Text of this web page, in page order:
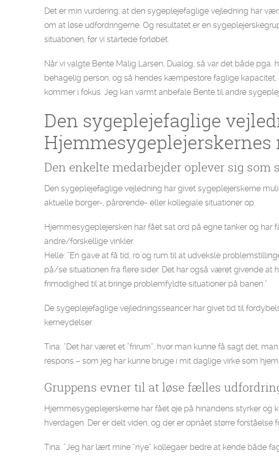
Det er min vurdering, at den sygeplejefaglige vejledning har
om at løse udfordringerne. Og resultatet er en
situationen, før vi startede forløbet.
Når vi valgte Bente Malig Larsen, Dualog, så var det både
behagelig person, og så hendes kæmpestore faglige
kommer i fokus. Jeg kan varmt anbefale Bente til andre
Den sygeplejefaglige
Hjemmesygeplejerskernes
Den enkelte medarbejder oplever sig som
Den sygeplejefaglige vejledning har givet sygeplejerskerne
aktuelle borger-, pårørende- eller kollegiale situationer op.
Hjemmesygeplejersken har fået sat ord på egne tanker og har
andre/forskellige vinkler.
Helle: ”En gave at få tid, ro og rum til at udveksle
på/se situationen fra flere sider. Det har også været givende at
frimodighed til at bringe problemfyldte situationer på banen.”
De sygeplejefaglige vejledningsseancer har givet tid til
kerneydelser.
Tina: ”Det har været et ”frirum”, hvor man kunne få sagt det,
respons – som jeg har kunne bruge i mit daglige virke som
Gruppens evner til at løse fælles
Hjemmesygeplejerskerne har fået øje på hinandens styrker og
hverdagen. Der er delt viden, og der er opnået større forståelse
Tina: ”Jeg har lært mine ”nye” kollegaer bedre at kende både